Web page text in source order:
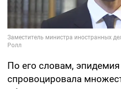
По его словам,
спровоцировала